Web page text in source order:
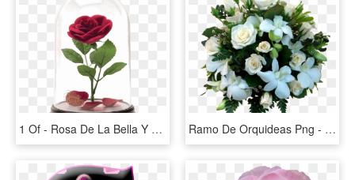
1 Of - Rosa De La Bella Y La Bestia, HD Png Download Ramo De Orquideas Png - Ramo De Orquideas Blancas, Transparent Png